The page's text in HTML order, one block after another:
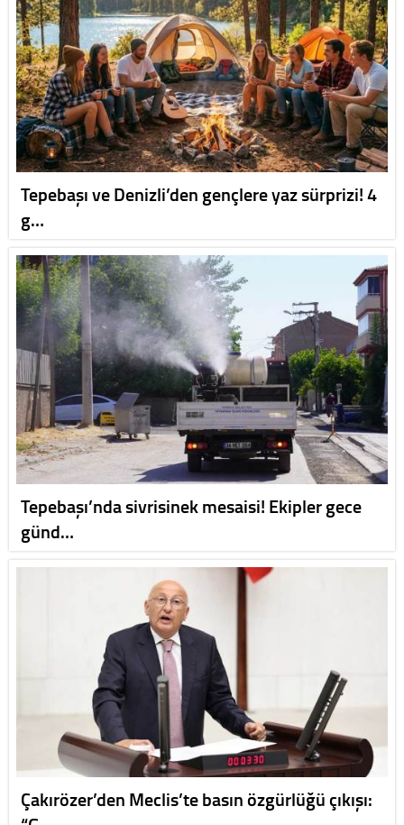
Tepebaşı ve Denizli’den gençlere yaz sürprizi! 4
g…
Tepebaşı’nda sivrisinek mesaisi! Ekipler gece
günd…
Çakırözer’den Meclis’te basın özgürlüğü çıkışı: